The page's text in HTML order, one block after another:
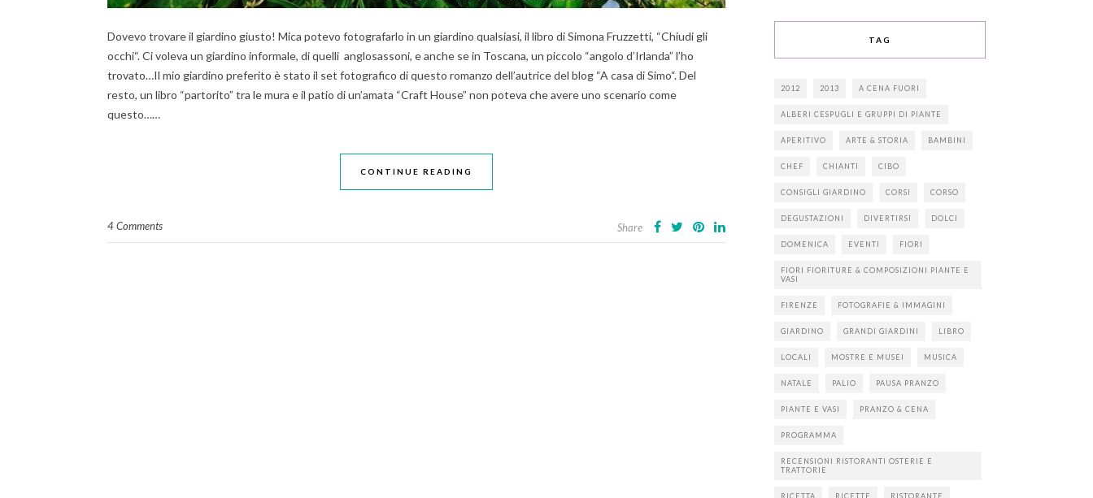
Dovevo trovare il giardino giusto! Mica potevo fotografarlo in un giardino qualsiasi, il libro di Simona Fruzzetti, “Chiudi gli
occhi“. Ci voleva un giardino informale, di quelli anglosassoni, e anche se in Toscana, un piccolo “angolo d’Irlanda” l’ho
trovato…Il mio giardino preferito è stato il set fotografico di questo romanzo dell’autrice del blog “A casa di Simo“. Del
resto, un libro “partorito” tra le mura e il patio di un’amata “Craft House” non poteva che avere uno scenario come
questo……
CONTINUE READING
4 Comments Share
TAG
2012 2013 A CENA FUORI
ALBERI CESPUGLI E GRUPPI DI PIANTE
APERITIVO ARTE & STORIA BAMBINI
CHEF CHIANTI CIBO
CONSIGLI GIARDINO CORSI CORSO
DEGUSTAZIONI DIVERTIRSI DOLCI
DOMENICA EVENTI FIORI
FIORI FIORITURE & COMPOSIZIONI PIANTE E
VASI
FIRENZE FOTOGRAFIE & IMMAGINI
GIARDINO GRANDI GIARDINI LIBRO
LOCALI MOSTRE E MUSEI MUSICA
NATALE PALIO PAUSA PRANZO
PIANTE E VASI PRANZO & CENA
PROGRAMMA
RECENSIONI RISTORANTI OSTERIE E
TRATTORIE
RICETTA RICETTE RISTORANTE